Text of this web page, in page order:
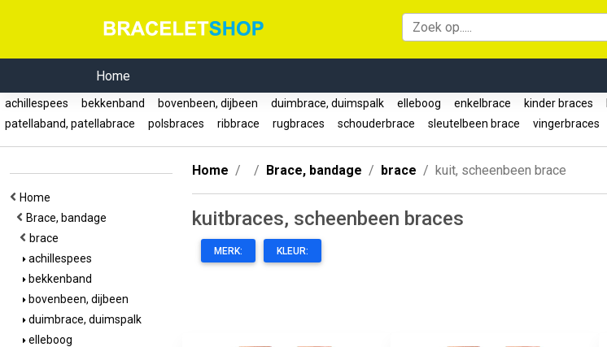
Home
achillespees bekkenband bovenbeen, dijbeen duimbrace, duimspalk elleboog enkelbrace kinder braces
patellaband, patellabrace
polsbraces ribbrace rugbraces schouderbrace sleutelbeen brace vingerbraces
Home
Brace, bandage
brace
achillespees
bekkenband
bovenbeen, dijbeen
duimbrace, duimspalk
elleboog
Home Brace, bandage brace kuit, scheenbeen brace
kuitbraces, scheenbeen braces
MERK: KLEUR: